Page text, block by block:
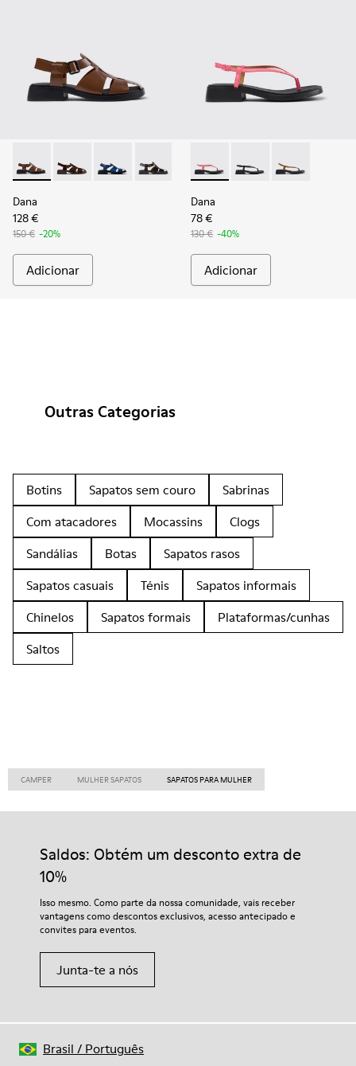
Dana - K201489-010 - Sandálias de pele castanhas para
Dana - K201489-012
Dana - K201489-011
Dana - K201489-001
Dana
128 €
150 € -20%
Adicionar
Dana - K201893-003 -
Dana - K201893-002
Dana -
Dana
78 €
130 € -40%
Adicionar
Outras Categorias
Botins Sapatos sem couro
Sabrinas
Com atacadores
Mocassins
Clogs
Sandálias
Botas
Sapatos rasos
Sapatos casuais
Ténis
Sapatos informais
Chinelos
Sapatos formais
Plataformas/cunhas
Saltos
CAMPER MULHER SAPATOS SAPATOS PARA MULHER
Saldos: Obtém um desconto extra de
10%
Isso mesmo. Como parte da nossa comunidade, vais receber
vantagens como descontos exclusivos, acesso antecipado e
convites para eventos.
Junta-te a nós
Brasil / Português